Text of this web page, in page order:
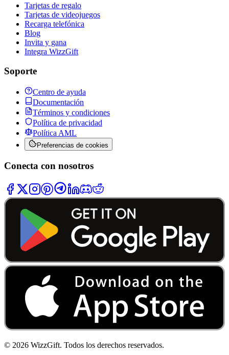
Tarjetas de regalo
Tarjetas de videojuegos
Recarga telefónica
Blog
Invita y gana
Integra WizzGift
Soporte
Centro de ayuda
Documentación
Términos y condiciones
Política de privacidad
Política AML
Preferencias de cookies
Conecta con nosotros
© 2026 WizzGift. Todos los derechos reservados.